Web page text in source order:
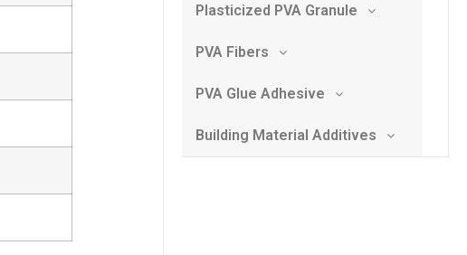
Plasticized PVA Granule
PVA Fibers
PVA Glue Adhesive
Building Material Additives